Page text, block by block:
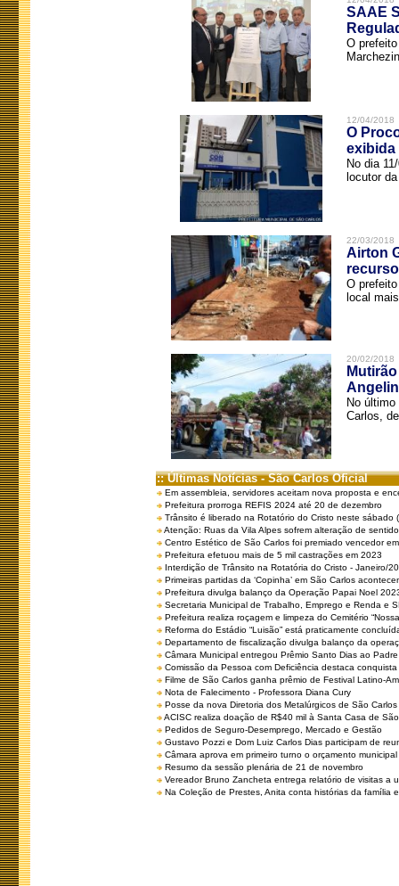
SAAE
O
12/04/2018
O
exibida
No dia
locutor
22/03/2018
Airton
O
local
20/02/2018
No
Carlos,
:: Últimas Notícias - São Carlos Oficial
Em assembleia, servidores aceitam nova proposta e
Prefeitura prorroga REFIS 2024 até 20 de dezembro
Trânsito é liberado na Rotatório do Cristo neste sábado
Atenção: Ruas da Vila Alpes sofrem alteração de
Centro Estético de São Carlos foi premiado vencedor
Prefeitura efetuou mais de 5 mil castrações em 2023
Interdição de Trânsito na Rotatória do Cristo - Janeiro/
Primeiras partidas da ‘Copinha’ em São Carlos
Prefeitura divulga balanço da Operação Papai Noel
Secretaria Municipal de Trabalho, Emprego e Renda e
Prefeitura realiza roçagem e limpeza do Cemitério
Reforma do Estádio “Luisão” está praticamente
Departamento de fiscalização divulga balanço da
Câmara Municipal entregou Prêmio Santo Dias ao
Comissão da Pessoa com Deficiência destaca
Filme de São Carlos ganha prêmio de Festival Latino-
Nota de Falecimento - Professora Diana Cury
Posse da nova Diretoria dos Metalúrgicos de São
ACISC realiza doação de R$40 mil à Santa Casa de
Pedidos de Seguro-Desemprego, Mercado e Gestão
Gustavo Pozzi e Dom Luiz Carlos Dias participam de
Câmara aprova em primeiro turno o orçamento
Resumo da sessão plenária de 21 de novembro
Vereador Bruno Zancheta entrega relatório de visitas a
Na Coleção de Prestes, Anita conta histórias da família